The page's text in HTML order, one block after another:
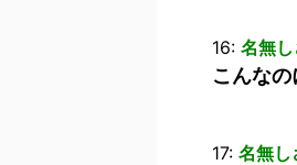
16: 名無
こんな
17: 名無し